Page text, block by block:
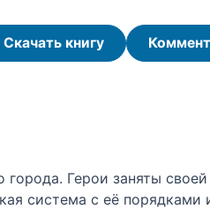
Скачать книгу
Герои заняты
система с её